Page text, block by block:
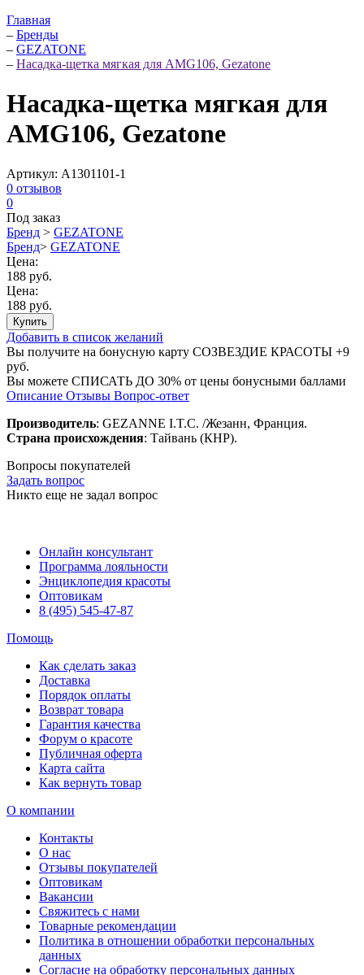
Главная
– Бренды
– GEZATONE
– Насадка-щетка мягкая для AMG106, Gezatone
Насадка-щетка мягкая для
AMG106, Gezatone
Артикул: A1301101-1
0 отзывов
0
Под заказ
Бренд > GEZATONE
Бренд> GEZATONE
Цена:
188 руб.
Цена:
188 руб.
Купить
Добавить в список желаний
Вы получите на бонусную карту СОЗВЕЗДИЕ КРАСОТЫ +9
руб.
Вы можете СПИСАТЬ ДО 30% от цены бонусными баллами
Описание Отзывы Вопрос-ответ
Производитель: GEZANNE I.T.C. /Жезанн, Франция.
Страна происхождения: Тайвань (КНР).
Вопросы покупателей
Задать вопрос
Никто еще не задал вопрос
Онлайн консультант
Программа лояльности
Энциклопедия красоты
Оптовикам
8 (495) 545-47-87
Помощь
Как сделать заказ
Доставка
Порядок оплаты
Возврат товара
Гарантия качества
Форум о красоте
Публичная оферта
Карта сайта
Как вернуть товар
О компании
Контакты
О нас
Отзывы покупателей
Оптовикам
Вакансии
Свяжитесь с нами
Товарные рекомендации
Политика в отношении обработки персональных
данных
Согласие на обработку персональных данных